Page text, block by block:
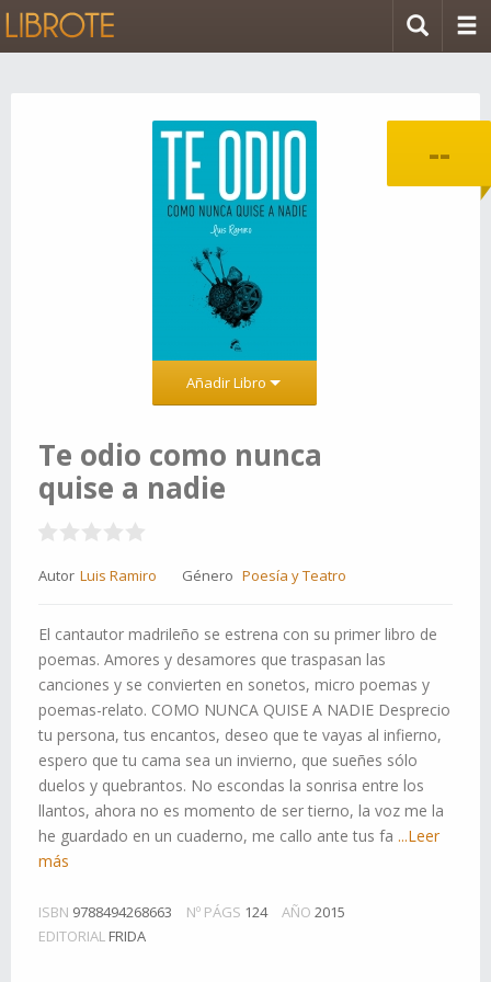
--
Añadir Libro
Te odio como nunca
quise a nadie
Autor Luis Ramiro Género Poesía y Teatro
El cantautor madrileño se estrena con su primer libro de
poemas. Amores y desamores que traspasan las
canciones y se convierten en sonetos, micro poemas y
poemas-relato. COMO NUNCA QUISE A NADIE Desprecio
tu persona, tus encantos, deseo que te vayas al infierno,
espero que tu cama sea un invierno, que sueñes sólo
duelos y quebrantos. No escondas la sonrisa entre los
llantos, ahora no es momento de ser tierno, la voz me la
he guardado en un cuaderno, me callo ante tus fa ...Leer
más
ISBN 9788494268663 Nº PÁGS 124 AÑO 2015
EDITORIAL FRIDA